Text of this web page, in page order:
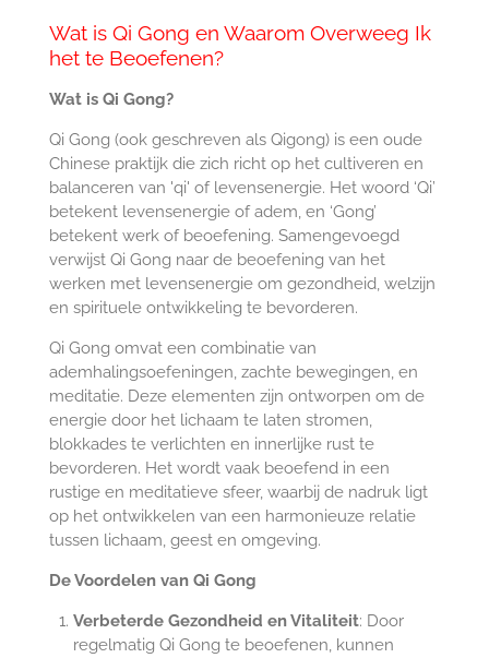
Wat is Qi Gong en Waarom Overweeg Ik
het te Beoefenen?
Wat is Qi Gong?
Qi Gong (ook geschreven als Qigong) is een oude
Chinese praktijk die zich richt op het cultiveren en
balanceren van 'qi' of levensenergie. Het woord ‘Qi’
betekent levensenergie of adem, en ‘Gong’
betekent werk of beoefening. Samengevoegd
verwijst Qi Gong naar de beoefening van het
werken met levensenergie om gezondheid, welzijn
en spirituele ontwikkeling te bevorderen.
Qi Gong omvat een combinatie van
ademhalingsoefeningen, zachte bewegingen, en
meditatie. Deze elementen zijn ontworpen om de
energie door het lichaam te laten stromen,
blokkades te verlichten en innerlijke rust te
bevorderen. Het wordt vaak beoefend in een
rustige en meditatieve sfeer, waarbij de nadruk ligt
op het ontwikkelen van een harmonieuze relatie
tussen lichaam, geest en omgeving.
De Voordelen van Qi Gong
Verbeterde Gezondheid en Vitaliteit: Door
regelmatig Qi Gong te beoefenen, kunnen